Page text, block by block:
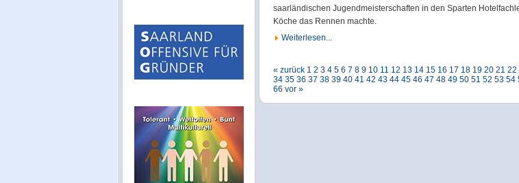
saarländischen Jugendmeisterschaften in den Sparten
Köche das Rennen machte.
Weiterlesen...
« zurück 1 2 3 4 5 6 7 8 9 10 11 12 13 14 15 16 17 18 19 20 21 22
34 35 36 37 38 39 40 41 42 43 44 45 46 47 48 49 50 51 52 53 54
66 vor »